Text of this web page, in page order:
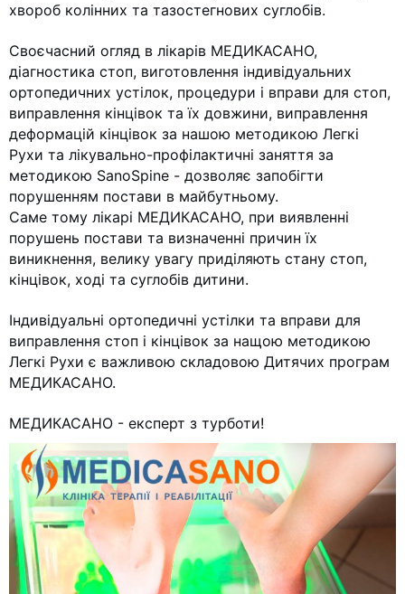
хвороб колінних та тазостегнових суглобів.
Своєчасний огляд в лікарів МЕДИКАСАНО,
діагностика стоп, виготовлення індивідуальних
ортопедичних устілок, процедури і вправи для стоп,
виправлення кінцівок та їх довжини, виправлення
деформацій кінцівок за нашою методикою Легкі
Рухи та лікувально-профілактичні заняття за
методикою SanoSpine - дозволяє запобігти
порушенням постави в майбутньому.
Саме тому лікарі МЕДИКАСАНО, при виявленні
порушень постави та визначенні причин їх
виникнення, велику увагу приділяють стану стоп,
кінцівок, ході та суглобів дитини.
Індивідуальні ортопедичні устілки та вправи для
виправлення стоп і кінцівок за нащою методикою
Легкі Рухи є важливою складовою Дитячих програм
МЕДИКАСАНО.
МЕДИКАСАНО - експерт з турботи!